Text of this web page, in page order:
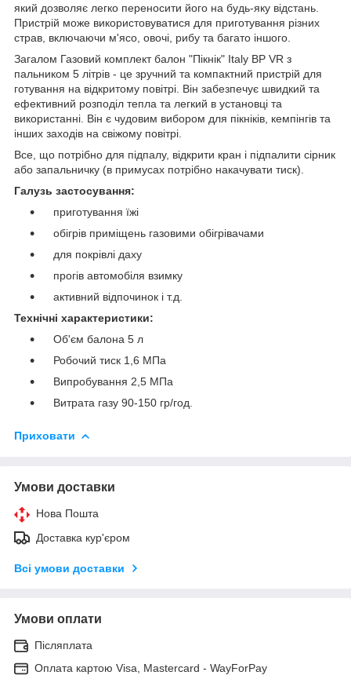
який дозволяє легко переносити його на будь-яку відстань.
Пристрій може використовуватися для приготування різних
страв, включаючи м'ясо, овочі, рибу та багато іншого.
Загалом Газовий комплект балон "Пікнік" Italy ВР VR з
пальником 5 літрів - це зручний та компактний пристрій для
готування на відкритому повітрі. Він забезпечує швидкий та
ефективний розподіл тепла та легкий в установці та
використанні. Він є чудовим вибором для пікніків, кемпінгів та
інших заходів на свіжому повітрі.
Все, що потрібно для підпалу, відкрити кран і підпалити сірник
або запальничку (в примусах потрібно накачувати тиск).
Галузь застосування:
приготування їжі
обігрів приміщень газовими обігрівачами
для покрівлі даху
прогів автомобіля взимку
активний відпочинок і т.д.
Технічні характеристики:
Об'єм балона 5 л
Робочий тиск 1,6 МПа
Випробування 2,5 МПа
Витрата газу 90-150 гр/год.
Приховати
Умови доставки
Нова Пошта
Доставка кур'єром
Всі умови доставки
Умови оплати
Післяплата
Оплата картою Visa, Mastercard - WayForPay